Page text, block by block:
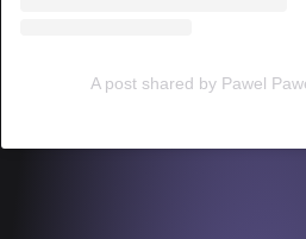
A post shared by Pawel